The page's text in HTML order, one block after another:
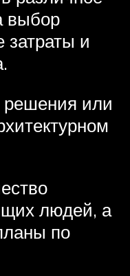
выбор
затраты и
решения или
людей, а
по